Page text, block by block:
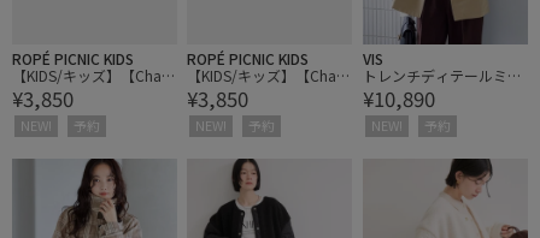
ROPÉ PICNIC KIDS
【KIDS/キッズ】【Cham
pion/チャンピオン別
注】フラワーロゴローキ
ャップ/リンクコーデ
¥3,850
NEW! 予約
ROPÉ PICNIC KIDS
【KIDS/キッズ】【Cham
pion/チャンピオン別
注】フラワーロゴローキ
ャップ/リンクコーデ
¥3,850
NEW! 予約
VIS
トレンチディテールミド
ルジャケット
¥10,890
NEW! 予約